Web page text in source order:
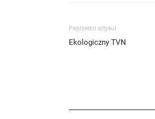
Poprzedni artykuł
Ekologiczny TVN